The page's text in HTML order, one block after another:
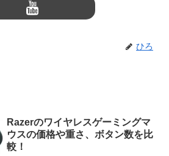
ひろ
Razerのワイヤレスゲーミングマ
ウスの価格や重さ、ボタン数を比
較！